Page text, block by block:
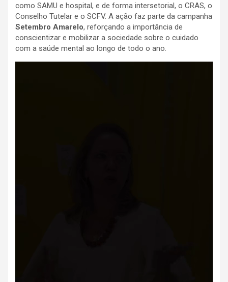
como SAMU e hospital, e de forma intersetorial, o CRAS, o
Conselho Tutelar e o SCFV. A ação faz parte da campanha
Setembro Amarelo, reforçando a importância de
conscientizar e mobilizar a sociedade sobre o cuidado
com a saúde mental ao longo de todo o ano.